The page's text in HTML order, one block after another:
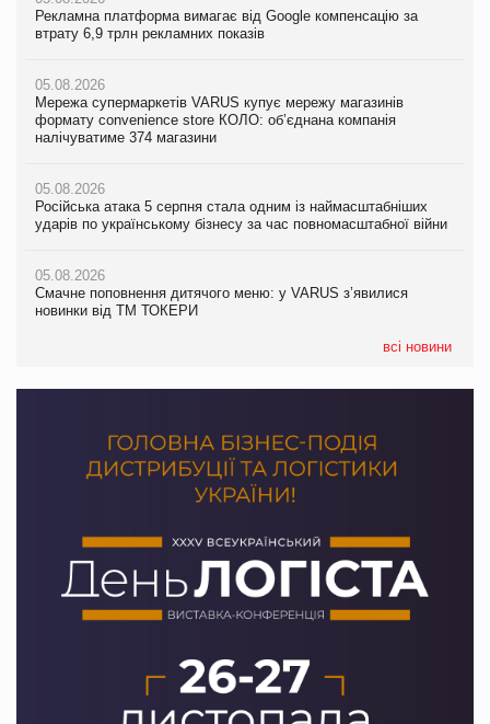
Рекламна платформа вимагає від Google компенсацію за
втрату 6,9 трлн рекламних показів
05.08.2026
Мережа супермаркетів VARUS купує мережу магазинів
формату convenience store КОЛО: об’єднана компанія
налічуватиме 374 магазини
05.08.2026
Російська атака 5 серпня стала одним із наймасштабніших
ударів по українському бізнесу за час повномасштабної війни
05.08.2026
Смачне поповнення дитячого меню: у VARUS з’явилися
новинки від ТМ ТОКЕРИ
всі новини
05.08.2026
Російська атака 5 серпня стала одним із наймасштабніших
05.08.2026
Смачне поповнення дитячого меню: у VARUS з’явилися
новинки від ТМ ТОКЕРИ
05.08.2026
Сергій Лісунов про заморожені хлібобулочні вироби на
PrivateLabel&FMCG Master 2026
04.08.2026
Через атаку РФ у Дніпрі пошкоджено склад шоколаду
Millennium
Рекламна платформа вимагає від Google компенсацію за
втрату 6,9 трлн рекламних показів
05.08.2026
Adidas витратила понад $1 млрд на маркетинг за квартал
продуктів